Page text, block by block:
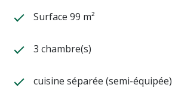
Surface 99 m²
3 chambre(s)
cuisine séparée (semi-équipée)